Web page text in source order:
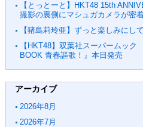
【とっとーと】HKT48 15th
撮影の裏側にマシュガカメラが密
【猪島莉玲亜】ずっと楽しみにし
【HKT48】双葉社スーパームッ
BOOK 青春謳歌！』本日発売
アーカイブ
2026年8月
2026年7月